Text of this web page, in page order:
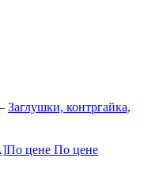
Заглушки, контргайка,
По цене По цене